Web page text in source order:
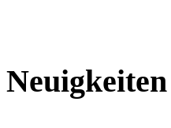
Neuigkeiten